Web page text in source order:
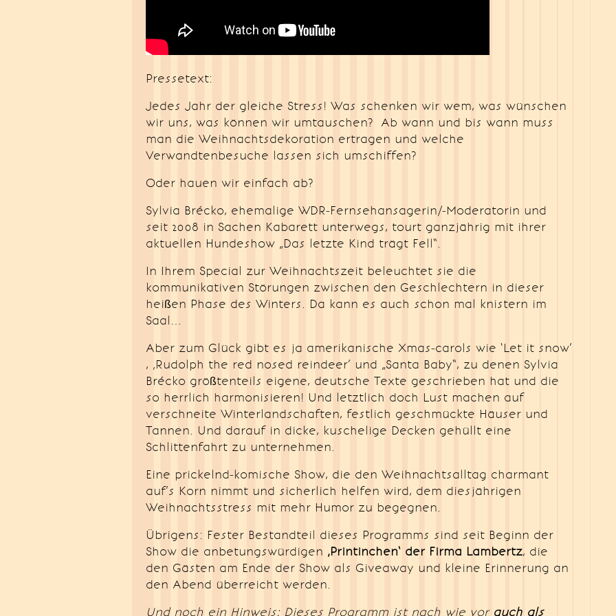
Pressetext:
Jedes Jahr der gleiche Stress! Was schenken wir wem, was wünschen
wir uns, was können wir umtauschen? Ab wann und bis wann muss
man die Weihnachtsdekoration ertragen und welche
Verwandtenbesuche lassen sich umschiffen?
Oder hauen wir einfach ab?
Sylvia Brécko, ehemalige WDR-Fernsehansagerin/-Moderatorin und
seit 2008 in Sachen Kabarett unterwegs, tourt ganzjährig mit ihrer
aktuellen Hundeshow „Das letzte Kind trägt Fell“.
In Ihrem Special zur Weihnachtszeit beleuchtet sie die
kommunikativen Störungen zwischen den Geschlechtern in dieser
heißen Phase des Winters. Da kann es auch schon mal knistern im
Saal…
Aber zum Glück gibt es ja amerikanische Xmas-carols wie ‘Let it snow’
, ‚Rudolph the red nosed reindeer’ und „Santa Baby“, zu denen Sylvia
Brécko größtenteils eigene, deutsche Texte geschrieben hat und die
so herrlich harmonisieren! Und letztlich doch Lust machen auf
verschneite Winterlandschaften, festlich geschmückte Häuser und
Tannen. Und darauf in dicke, kuschelige Decken gehüllt eine
Schlittenfahrt zu unternehmen.
Eine prickelnd-komische Show, die den Weihnachtsalltag charmant
auf’s Korn nimmt und sicherlich helfen wird, dem diesjährigen
Weihnachtsstress mit mehr Humor zu begegnen.
Übrigens: Fester Bestandteil dieses Programms sind seit Beginn der
Show die anbetungswürdigen ‚Printinchen‘ der Firma Lambertz, die
den Gästen am Ende der Show als Giveaway und kleine Erinnerung an
den Abend überreicht werden.
Und noch ein Hinweis: Dieses Programm ist nach wie vor auch als